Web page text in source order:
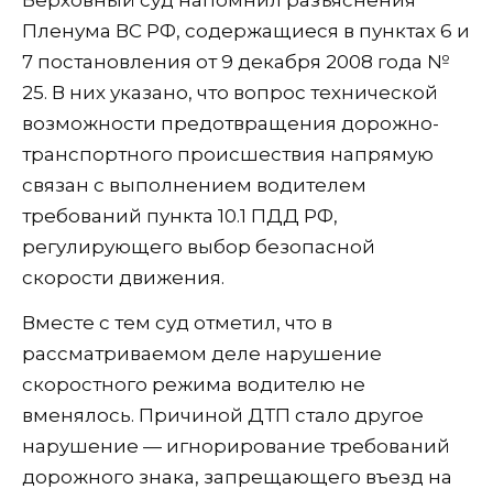
Пленума ВС РФ, содержащиеся в пунктах 6 и
7 постановления от 9 декабря 2008 года №
25. В них указано, что вопрос технической
возможности предотвращения дорожно-
транспортного происшествия напрямую
связан с выполнением водителем
требований пункта 10.1 ПДД РФ,
регулирующего выбор безопасной
скорости движения.
Вместе с тем суд отметил, что в
рассматриваемом деле нарушение
скоростного режима водителю не
вменялось. Причиной ДТП стало другое
нарушение — игнорирование требований
дорожного знака, запрещающего въезд на